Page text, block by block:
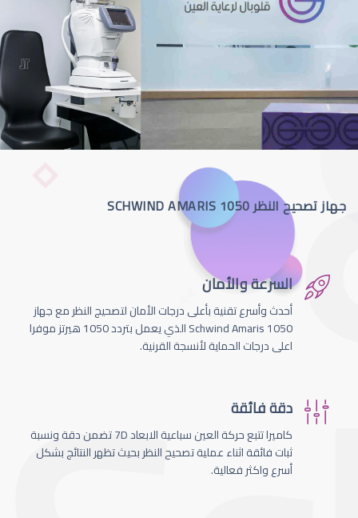
جهاز تصحيح النظر SCHWIND AMARIS 1050
السرعة والأمان
أحدث وأسرع تقنية بأعلى درجات الأمان لتصحيج النظر مع جهاز
Schwind Amaris 1050 الذي يعمل بتردد 1050 هيرتز موفرا
اعلى درجات الحماية لأنسجة القرنية.
دقة فائقة
كاميرا تتبع حركة العين سباعية الابعاد 7D تضمن دقة ونسبة
ثبات فائقة اثناء عملية تصحيح النظر بحيث تظهر النتائج بشكل
أسرع واكثر فعالية.